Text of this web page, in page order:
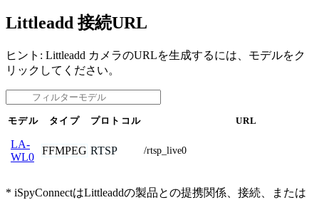
Littleadd 接続URL
ヒント: Littleadd カメラのURLを生成するには、モデルをク
リックしてください。
モデル タイプ プロトコル URL
LA-
WL0
FFMPEG RTSP /rtsp_live0
* iSpyConnectはLittleaddの製品との提携関係、接続、または